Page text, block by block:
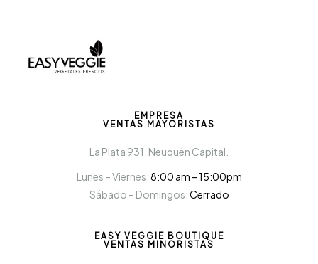
EMPRESA
VENTAS MAYORISTAS
La Plata 931, Neuquén Capital.
Lunes – Viernes:8:00 am – 15:00pm
Sábado – Domingos:Cerrado
EASY VEGGIE BOUTIQUE
VENTAS MINORISTAS